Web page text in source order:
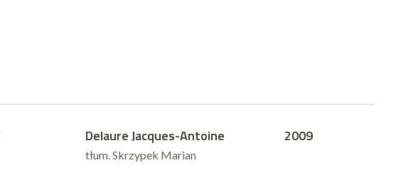
Delaure Jacques-Antoine
tłum. Skrzypek Marian
2009